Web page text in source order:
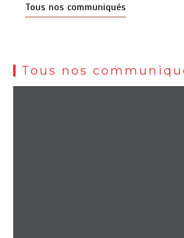
Tous nos communiqués
Tous nos